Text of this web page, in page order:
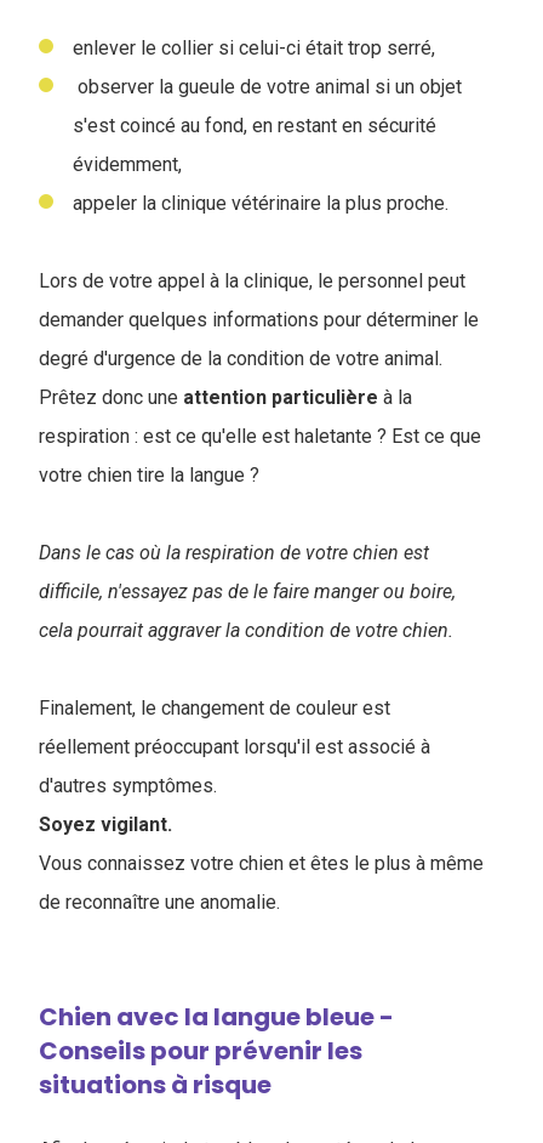
enlever le collier si celui-ci était trop serré,
observer la gueule de votre animal si un objet
s'est coincé au fond, en restant en sécurité
évidemment,
appeler la clinique vétérinaire la plus proche.
Lors de votre appel à la clinique, le personnel peut
demander quelques informations pour déterminer le
degré d'urgence de la condition de votre animal.
Prêtez donc une attention particulière à la
respiration : est ce qu'elle est haletante ? Est ce que
votre chien tire la langue ?
Dans le cas où la respiration de votre chien est
difficile, n'essayez pas de le faire manger ou boire,
cela pourrait aggraver la condition de votre chien.
Finalement, le changement de couleur est
réellement préoccupant lorsqu'il est associé à
d'autres symptômes.
Soyez vigilant.
Vous connaissez votre chien et êtes le plus à même
de reconnaître une anomalie.
Chien avec la langue bleue -
Conseils pour prévenir les
situations à risque